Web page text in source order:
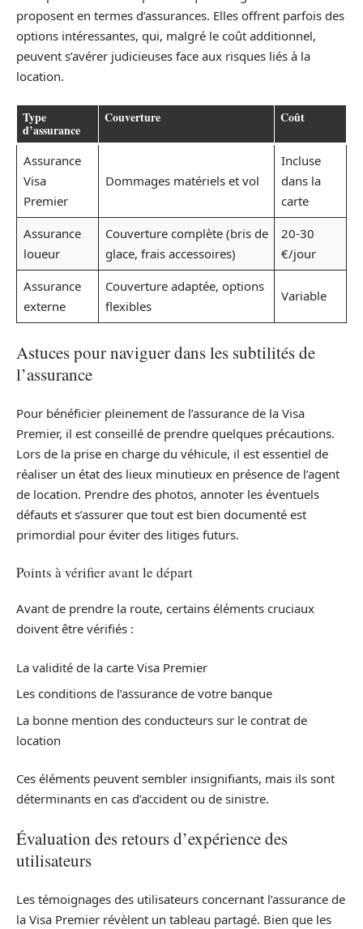
proposent en termes d’assurances. Elles offrent parfois des
options intéressantes, qui, malgré le coût additionnel,
peuvent s’avérer judicieuses face aux risques liés à la
location.
Type
d’assurance
Couverture Coût
Assurance
Visa
Premier
Dommages matériels et vol
Incluse
dans la
carte
Assurance
loueur
Couverture complète (bris de
glace, frais accessoires)
20-30
€/jour
Assurance
externe
Couverture adaptée, options
flexibles
Variable
Astuces pour naviguer dans les subtilités de
l’assurance
Pour bénéficier pleinement de l’assurance de la Visa
Premier, il est conseillé de prendre quelques précautions.
Lors de la prise en charge du véhicule, il est essentiel de
réaliser un état des lieux minutieux en présence de l’agent
de location. Prendre des photos, annoter les éventuels
défauts et s’assurer que tout est bien documenté est
primordial pour éviter des litiges futurs.
Points à vérifier avant le départ
Avant de prendre la route, certains éléments cruciaux
doivent être vérifiés :
La validité de la carte Visa Premier
Les conditions de l’assurance de votre banque
La bonne mention des conducteurs sur le contrat de
location
Ces éléments peuvent sembler insignifiants, mais ils sont
déterminants en cas d’accident ou de sinistre.
Évaluation des retours d’expérience des
utilisateurs
Les témoignages des utilisateurs concernant l’assurance de
la Visa Premier révèlent un tableau partagé. Bien que les